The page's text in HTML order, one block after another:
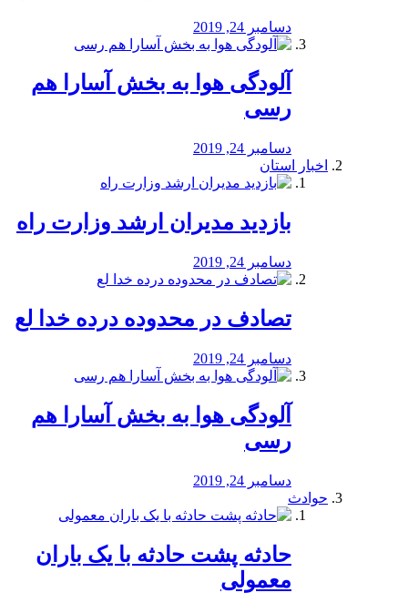
دسامبر 24, 2019
آلودگی هوا به بخش آسارا هم
رسی
دسامبر 24, 2019
اخبار استان
بازدید مدیران ارشد وزارت راه
دسامبر 24, 2019
تصادف در محدوده درده خدا لع
دسامبر 24, 2019
آلودگی هوا به بخش آسارا هم
رسی
دسامبر 24, 2019
حوادث
️حادثه پشت حادثه با یک باران
معمولی